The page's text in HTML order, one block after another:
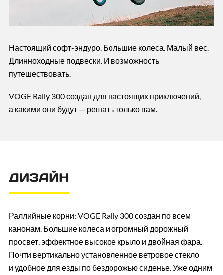
Настоящий софт-эндуро. Большие колеса. Малый вес.
Длинноходные подвески. И возможность
путешествовать.
VOGE Rally 300 создан для настоящих приключений,
а какими они будут — решать только вам.
ДИЗАЙН
Раллийные корни: VOGE Rally 300 создан по всем
канонам. Большие колеса и огромный дорожный
просвет, эффектное высокое крыло и двойная фара.
Почти вертикально установленное ветровое стекло
и удобное для езды по бездорожью сиденье. Уже одним